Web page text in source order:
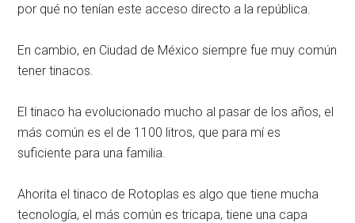
por qué no tenían este acceso directo a la república.
En cambio, en Ciudad de México siempre fue muy común
tener tinacos.
El tinaco ha evolucionado mucho al pasar de los años, el
más común es el de 1100 litros, que para mí es
suficiente para una familia.
Ahorita el tinaco de Rotoplas es algo que tiene mucha
tecnología, el más común es tricapa, tiene una capa